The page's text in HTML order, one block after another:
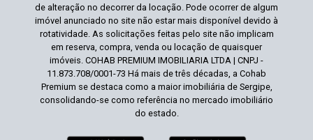
de alteração no decorrer da locação. Pode ocorrer de algum
imóvel anunciado no site não estar mais disponível devido à
rotatividade. As solicitações feitas pelo site não implicam
em reserva, compra, venda ou locação de quaisquer
imóveis. COHAB PREMIUM IMOBILIARIA LTDA | CNPJ -
11.873.708/0001-73 Há mais de três décadas, a Cohab
Premium se destaca como a maior imobiliária de Sergipe,
consolidando-se como referência no mercado imobiliário
do estado.